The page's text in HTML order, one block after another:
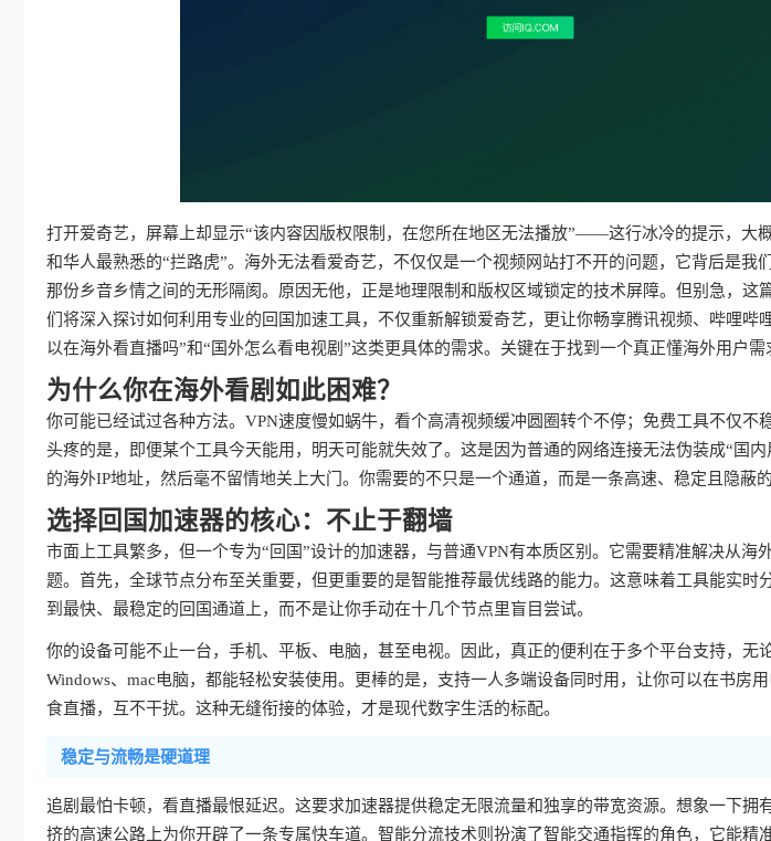
打开爱奇艺，屏幕上却显示“该内容因版权限制，在您所在地区无法播放”——这行冰冷的提示，大
和华人最熟悉的“拦路虎”。海外无法看爱奇艺，不仅仅是一个视频网站打不开的问题，它背后是我
那份乡音乡情之间的无形隔阂。原因无他，正是地理限制和版权区域锁定的技术屏障。但别急，这
们将深入探讨如何利用专业的回国加速工具，不仅重新解锁爱奇艺，更让你畅享腾讯视频、哔哩哔
以在海外看直播吗”和“国外怎么看电视剧”这类更具体的需求。关键在于找到一个真正懂海外用户需
为什么你在海外看剧如此困难？
你可能已经试过各种方法。VPN速度慢如蜗牛，看个高清视频缓冲圆圈转个不停；免费工具不仅不
头疼的是，即便某个工具今天能用，明天可能就失效了。这是因为普通的网络连接无法伪装成“国
的海外IP地址，然后毫不留情地关上大门。你需要的不只是一个通道，而是一条高速、稳定且隐蔽的
选择回国加速器的核心：不止于翻墙
市面上工具繁多，但一个专为“回国”设计的加速器，与普通VPN有本质区别。它需要精准解决从海
题。首先，全球节点分布至关重要，但更重要的是智能推荐最优线路的能力。这意味着工具能实时
到最快、最稳定的回国通道上，而不是让你手动在十几个节点里盲目尝试。
你的设备可能不止一台，手机、平板、电脑，甚至电视。因此，真正的便利在于多个平台支持，无
Windows、mac电脑，都能轻松安装使用。更棒的是，支持一人多端设备同时用，让你可以在书房
食直播，互不干扰。这种无缝衔接的体验，才是现代数字生活的标配。
稳定与流畅是硬道理
追剧最怕卡顿，看直播最恨延迟。这要求加速器提供稳定无限流量和独享的带宽资源。想象一下拥
挤的高速公路上为你开辟了一条专属快车道。智能分流技术则扮演了智能交通指挥的角色，它能精